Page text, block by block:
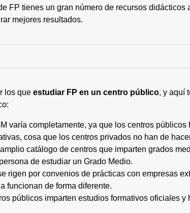
FP tienes un gran número de recursos
mejores resultados.
los queestudiar FP en un centro público, y aquí
varía completamente, ya que los centros
cosa que los centros privados no han de
catálogo de centros que imparten grados
de estudiar un Grado Medio.
rigen por convenios de prácticas con empresas
funcionan de forma diferente.
públicos imparten estudios formativos oficiales